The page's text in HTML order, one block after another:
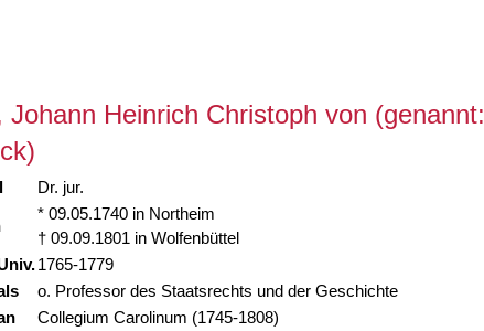
Johann Heinrich Christoph von (genannt:
Dr. jur.
* 09.05.1740 in Northeim
† 09.09.1801 in Wolfenbüttel
1765-1779
o. Professor des Staatsrechts und der Geschichte
Collegium Carolinum (1745-1808)